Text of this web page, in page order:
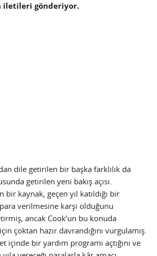
iletileri gönderiyor.
dile getirilen bir başka farklılık da
getirilen yeni bakış açısı.
kaynak, geçen yıl katıldığı bir
verilmesine karşı olduğunu
ancak Cook’un bu konuda
çoktan hazır davrandığını vurgulamış.
içinde bir yardım programı açtığını ve